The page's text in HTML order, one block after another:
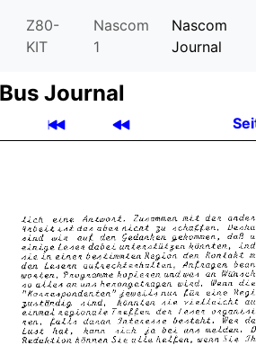
Z80-
KIT
Nascom
1
Nascom
Journal
Journal